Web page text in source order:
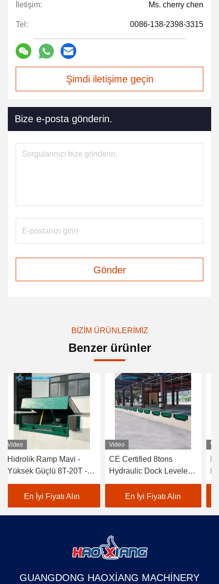
İletişim: Ms. cherry chen
Tel: 0086-138-2398-3315
Şimdi iletişime geçin
Bize e-posta gönderin.
Gönder
BIZIM ÜRÜNLERIMIZ
Benzer ürünler
Video
Hidrolik Ramp Mavi -
Yüksek Güçlü 8T-20T -
Özelleştirilebilir
Yükseklik Dağıtım için
Çukur Gerekmez
En İyi Fiyatı Alın
Video
CE Certified 8tons
Hydraulic Dock Leveler
for Industrial Use
En İyi Fiyatı Alın
GUANGDONG HAOXIANG MACHINERY